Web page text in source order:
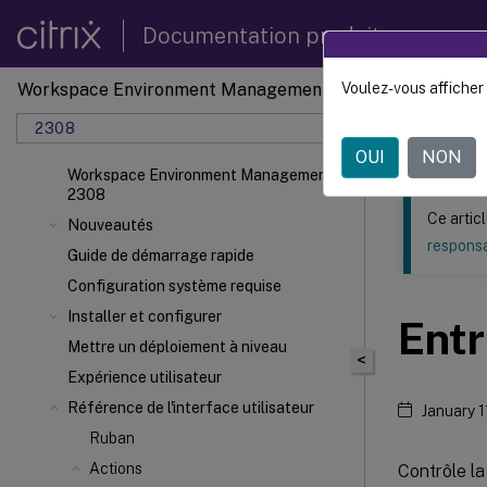
Documentation produit
Workspace Environment Management
2308
Workspace Environment Management
2308
Nouveautés
Guide de démarrage rapide
Configuration système requise
Installer et configurer
Mettre un déploiement à niveau
Expérience utilisateur
Référence de l'interface utilisateur
Ruban
Actions
Ce contenu a
<
Ce
January
Contrôle
Voulez-vous
OUI NON